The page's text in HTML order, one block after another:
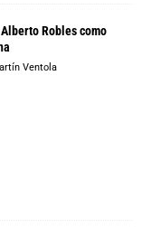
Robles como
Ventola